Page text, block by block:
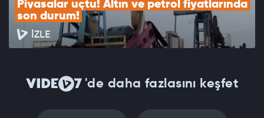
Piyasalar uçtu! Altın ve petrol fiyatlarında
son durum!
İZLE
'de daha fazlasını keşfet